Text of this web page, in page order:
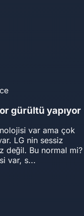
gürültü yapıyor
var ama çok
LG nin sessiz
değil. Bu normal mi?
var, s...